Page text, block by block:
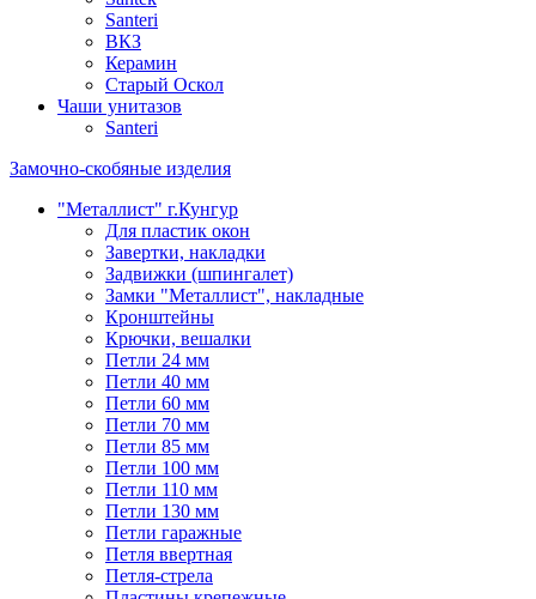
Santeri
ВКЗ
Керамин
Старый Оскол
Чаши унитазов
Santeri
Замочно-скобяные изделия
"Металлист" г.Кунгур
Для пластик окон
Завертки, накладки
Задвижки (шпингалет)
Замки "Металлист", накладные
Кронштейны
Крючки, вешалки
Петли 24 мм
Петли 40 мм
Петли 60 мм
Петли 70 мм
Петли 85 мм
Петли 100 мм
Петли 110 мм
Петли 130 мм
Петли гаражные
Петля ввертная
Петля-стрела